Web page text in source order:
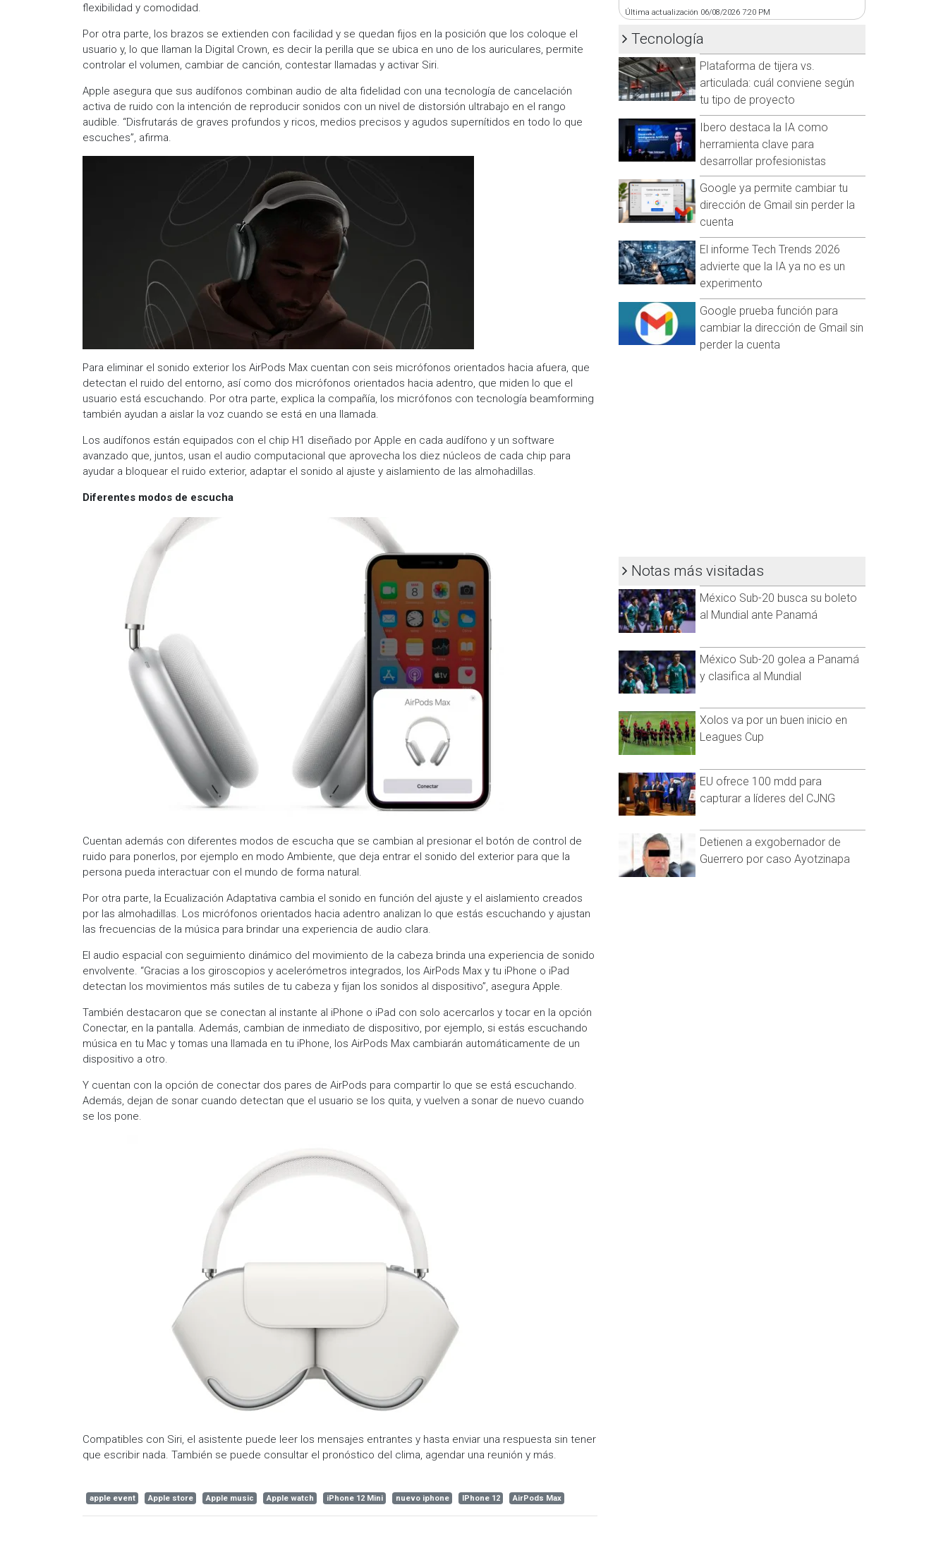
flexibilidad y comodidad.
Por otra parte, los brazos se extienden con facilidad y se quedan fijos en la posición que los coloque el
usuario y, lo que llaman la Digital Crown, es decir la perilla que se ubica en uno de los auriculares, permite
controlar el volumen, cambiar de canción, contestar llamadas y activar Siri.
Apple asegura que sus audífonos combinan audio de alta fidelidad con una tecnología de cancelación
activa de ruido con la intención de reproducir sonidos con un nivel de distorsión ultrabajo en el rango
audible. “Disfrutarás de graves profundos y ricos, medios precisos y agudos supernítidos en todo lo que
escuches”, afirma.
Para eliminar el sonido exterior los AirPods Max cuentan con seis micrófonos orientados hacia afuera, que
detectan el ruido del entorno, así como dos micrófonos orientados hacia adentro, que miden lo que el
usuario está escuchando. Por otra parte, explica la compañía, los micrófonos con tecnología beamforming
también ayudan a aislar la voz cuando se está en una llamada.
Los audífonos están equipados con el chip H1 diseñado por Apple en cada audífono y un software
avanzado que, juntos, usan el audio computacional que aprovecha los diez núcleos de cada chip para
ayudar a bloquear el ruido exterior, adaptar el sonido al ajuste y aislamiento de las almohadillas.
Diferentes modos de escucha
Cuentan además con diferentes modos de escucha que se cambian al presionar el botón de control de
ruido para ponerlos, por ejemplo en modo Ambiente, que deja entrar el sonido del exterior para que la
persona pueda interactuar con el mundo de forma natural.
Por otra parte, la Ecualización Adaptativa cambia el sonido en función del ajuste y el aislamiento creados
por las almohadillas. Los micrófonos orientados hacia adentro analizan lo que estás escuchando y ajustan
las frecuencias de la música para brindar una experiencia de audio clara.
El audio espacial con seguimiento dinámico del movimiento de la cabeza brinda una experiencia de sonido
envolvente. “Gracias a los giroscopios y acelerómetros integrados, los AirPods Max y tu iPhone o iPad
detectan los movimientos más sutiles de tu cabeza y fijan los sonidos al dispositivo”, asegura Apple.
También destacaron que se conectan al instante al iPhone o iPad con solo acercarlos y tocar en la opción
Conectar, en la pantalla. Además, cambian de inmediato de dispositivo, por ejemplo, si estás escuchando
música en tu Mac y tomas una llamada en tu iPhone, los AirPods Max cambiarán automáticamente de un
dispositivo a otro.
Y cuentan con la opción de conectar dos pares de AirPods para compartir lo que se está escuchando.
Además, dejan de sonar cuando detectan que el usuario se los quita, y vuelven a sonar de nuevo cuando
se los pone.
Compatibles con Siri, el asistente puede leer los mensajes entrantes y hasta enviar una respuesta sin tener
que escribir nada. También se puede consultar el pronóstico del clima, agendar una reunión y más.
apple event Apple store Apple music Apple watch iPhone 12 Mini nuevo iphone IPhone 12 AirPods Max
Última actualización 06/08/2026 7:20 PM
Tecnología
Plataforma de tijera vs.
articulada: cuál conviene según
tu tipo de proyecto
Ibero destaca la IA como
herramienta clave para
desarrollar profesionistas
Google ya permite cambiar tu
dirección de Gmail sin perder la
cuenta
El informe Tech Trends 2026
advierte que la IA ya no es un
experimento
Google prueba función para
cambiar la dirección de Gmail sin
perder la cuenta
Notas más visitadas
México Sub-20 busca su boleto
al Mundial ante Panamá
México Sub-20 golea a Panamá
y clasifica al Mundial
Xolos va por un buen inicio en
Leagues Cup
EU ofrece 100 mdd para
capturar a líderes del CJNG
Detienen a exgobernador de
Guerrero por caso Ayotzinapa